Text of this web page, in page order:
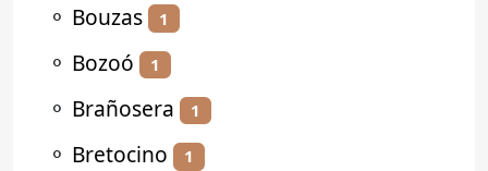
⚬ Bouzas 1
⚬ Bozoó 1
⚬ Brañosera 1
⚬ Bretocino 1